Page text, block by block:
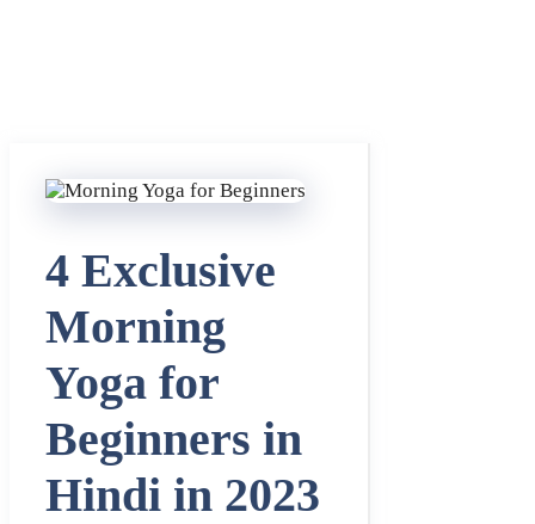
4 Exclusive
Morning
Yoga for
Beginners in
Hindi in 2023